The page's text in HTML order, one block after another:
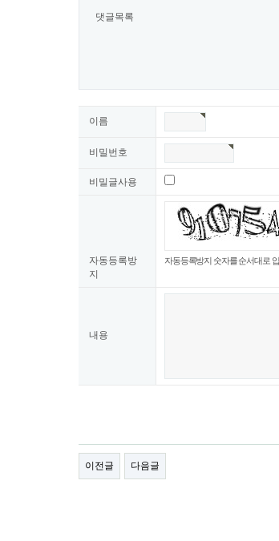
댓글목록
이름
비밀번호
비밀글사용
자동등록방
지
자동등록방지 숫자를 순서대로
내용
이전글 다음글